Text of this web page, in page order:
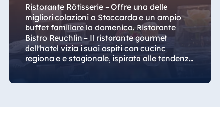
Hotel Ulm
Star-Apart Hansa
Hotel Wiesbaden
Hotel Würzburg
Ristorante Rôtisserie – Offre una delle
migliori colazioni a Stoccarda e un ampio
buffet familiare la domenica. Ristorante
Bistro Reuchlin – Il ristorante gourmet
dell'hotel vizia i suoi ospiti con cucina
regionale e stagionale, ispirata alle tendenze